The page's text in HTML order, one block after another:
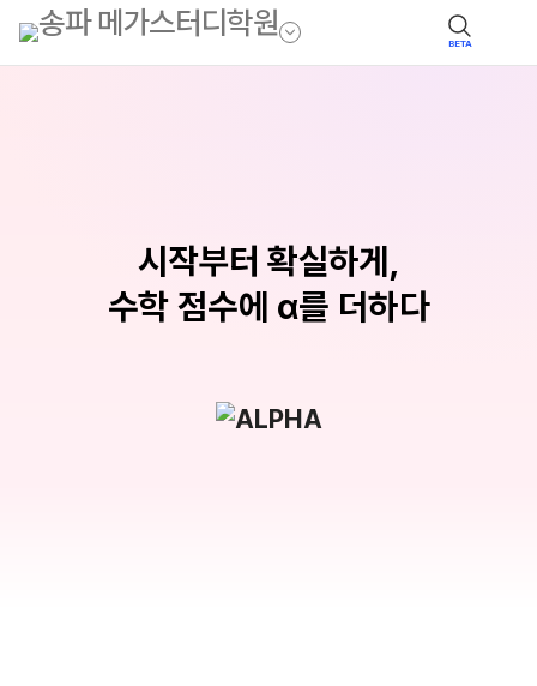
BETA
시작부터 확실하게,
수학 점수에 α를 더하다